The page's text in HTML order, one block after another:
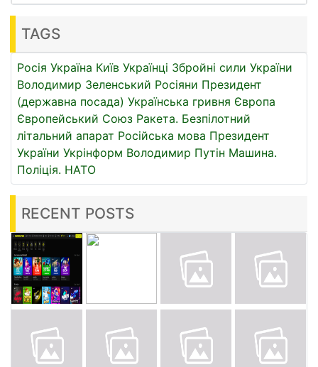
TAGS
Росія Україна Київ Українці Збройні сили України
Володимир Зеленський Росіяни Президент
(державна посада) Українська гривня Європа
Європейський Союз Ракета. Безпілотний
літальний апарат Російська мова Президент
України Укрінформ Володимир Путін Машина.
Поліція. НАТО
RECENT POSTS